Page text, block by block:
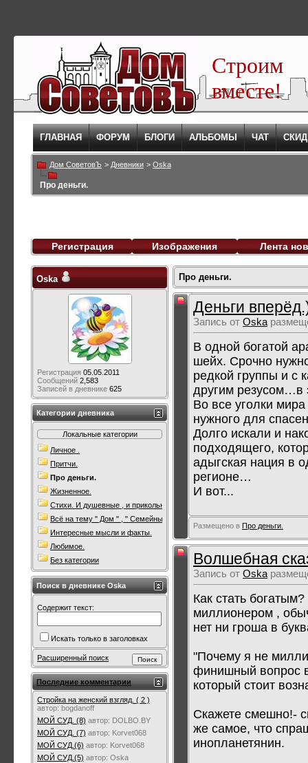
Строим
вместе!
ГЛАВНАЯ ФОРУМ БЛОГИ АЛЬБОМЫ ЧАТ
Дом СоветовЪ > Дневники > Oska
Про деньги.
Регистрация Изображения Лента
Про деньги.
Деньги
Запись от Oska
В одной богатой
шейх. Срочно
редкой группы и с
другим
Во все уголки
нужного для
Долго искали и
подходящего,
адыгская нация в
регионе…
И вот...
Размещено в Про деньги.
Волшебная
Запись от Oska
Как стать
миллионером ,
нет ни гроша в
"Почему я не
финишный вопрос в
который стоит
Скажете смешно!-
же самое, что
инопланетянин.
Oska
Регистрация 05.05.2011
Сообщений 2,583
Записей в дневнике 625
Категории дневника
Локальные категории
Личное .
Притчи.
Про деньги.
Жизненное.
Стихи. И душевные , и прикольные. Всякие.
Всё на тему " Дом " , " Семейны очаг " .
Интересные мысли и факты.
Любимое.
Без категории
Поиск в дневнике Oska
Содержит текст:
Искать только в заголовках
Расширенный поиск
Последние комментарии
Стройка на женский взгляд. ( 2 )
автор: bogdanoff
МОЙ СУД. (8) автор: DOLBO.BY
МОЙ СУД. (7) автор: Korvet068
МОЙ СУД.(6) автор: Korvet068
МОЙ СУД.(5) автор: Oska